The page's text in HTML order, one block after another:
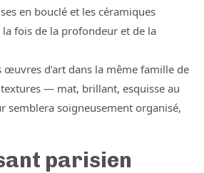
en bouclé et les céramiques
fois de la profondeur et de la
œuvres d’art dans la même famille de
— mat, brillant, esquisse au
semblera soigneusement organisé,
parisien